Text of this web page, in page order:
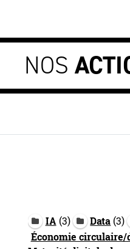
NOS
IA (3) Data(3)
Économie circulaire/